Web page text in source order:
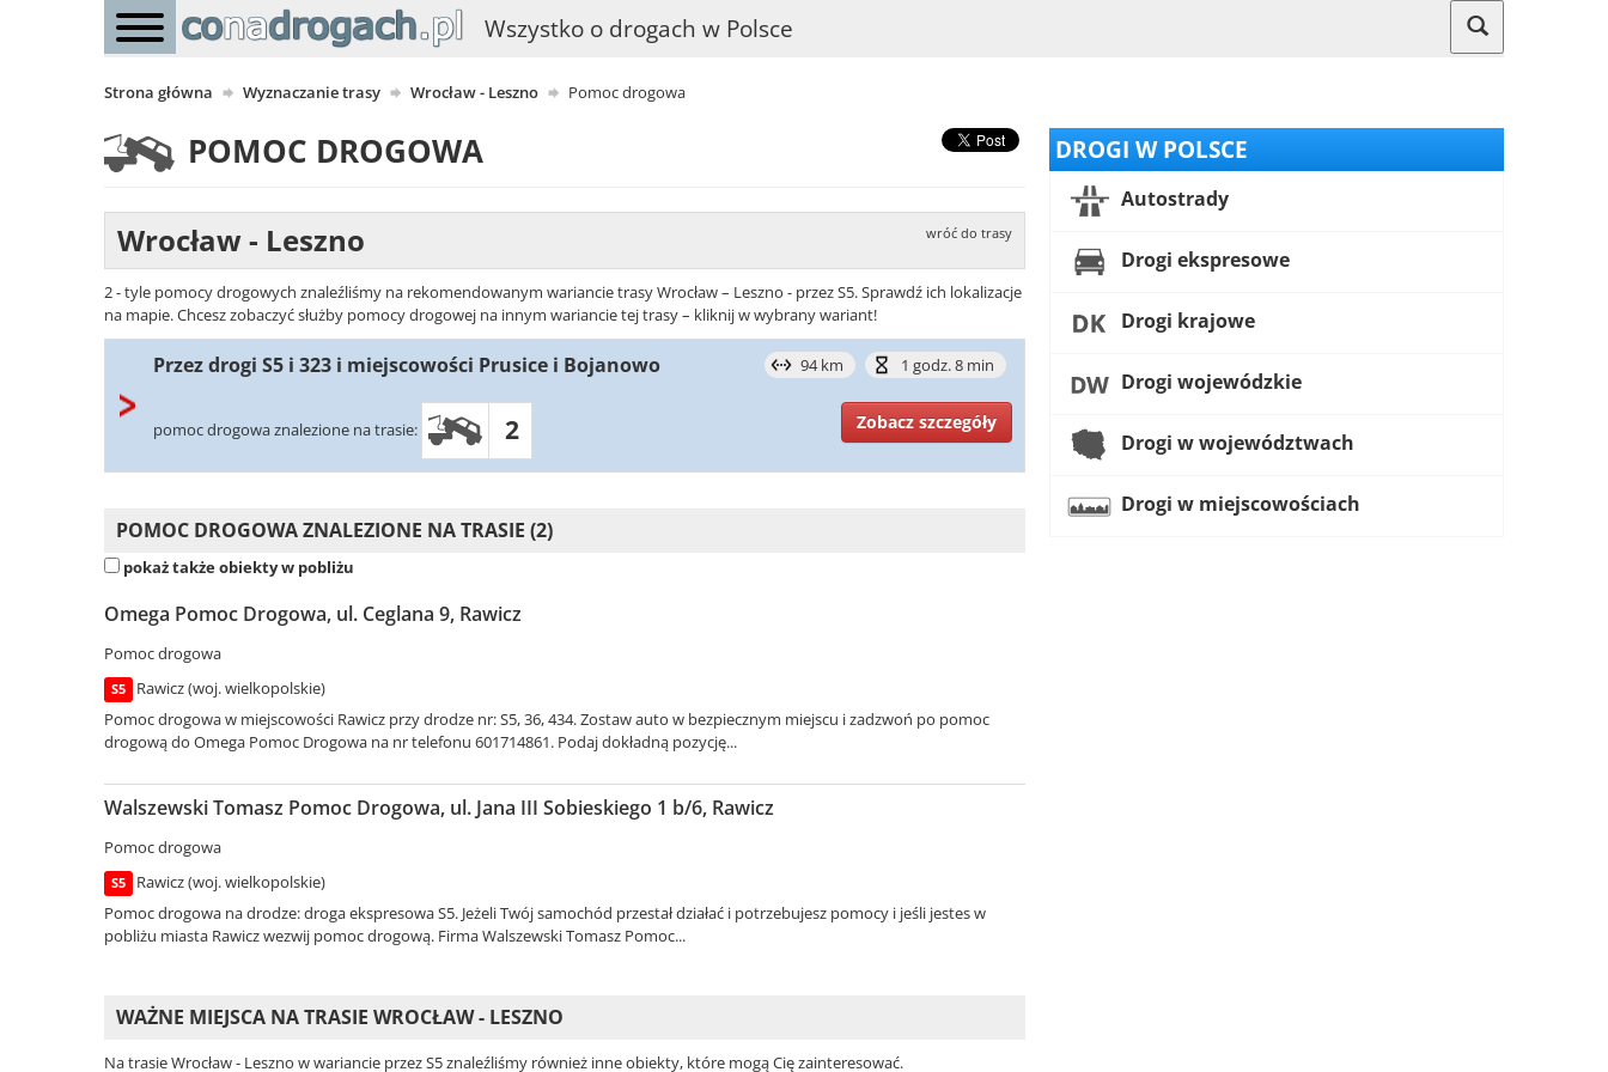
Wszystko o drogach w Polsce
Strona główna Wyznaczanie trasy Wrocław - Leszno Pomoc drogowa
POMOC DROGOWA
Wrocław - Leszno wróć do trasy
2 - tyle pomocy drogowych znaleźliśmy na rekomendowanym wariancie trasy Wrocław – Leszno - przez S5. Sprawdź ich lokalizacje
na mapie. Chcesz zobaczyć służby pomocy drogowej na innym wariancie tej trasy – kliknij w wybrany wariant!
Przez drogi S5 i 323 i miejscowości Prusice i Bojanowo 94 km 1 godz. 8 min
pomoc drogowa znalezione na trasie: 2 Zobacz szczegóły
POMOC DROGOWA ZNALEZIONE NA TRASIE (2)
pokaż także obiekty w pobliżu
Omega Pomoc Drogowa, ul. Ceglana 9, Rawicz
Pomoc drogowa
S5
Rawicz (woj. wielkopolskie)
Pomoc drogowa w miejscowości Rawicz przy drodze nr: S5, 36, 434. Zostaw auto w bezpiecznym miejscu i zadzwoń po pomoc
drogową do Omega Pomoc Drogowa na nr telefonu 601714861. Podaj dokładną pozycję...
Walszewski Tomasz Pomoc Drogowa, ul. Jana III Sobieskiego 1 b/6, Rawicz
Pomoc drogowa
S5
Rawicz (woj. wielkopolskie)
Pomoc drogowa na drodze: droga ekspresowa S5. Jeżeli Twój samochód przestał działać i potrzebujesz pomocy i jeśli jestes w
pobliżu miasta Rawicz wezwij pomoc drogową. Firma Walszewski Tomasz Pomoc...
WAŻNE MIEJSCA NA TRASIE WROCŁAW - LESZNO
Na trasie Wrocław - Leszno w wariancie przez S5 znaleźliśmy również inne obiekty, które mogą Cię zainteresować.
DROGI W POLSCE
Autostrady
Drogi ekspresowe
Drogi krajowe
Drogi wojewódzkie
Drogi w województwach
Drogi w miejscowościach